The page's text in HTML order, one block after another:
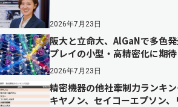
2026年7月23日
阪大と立命大、AlGaNで多色
プレイの小型・高精密化に期待
2026年7月23日
精密機器の他社牽制力ランキ
キヤノン、セイコーエプソン、